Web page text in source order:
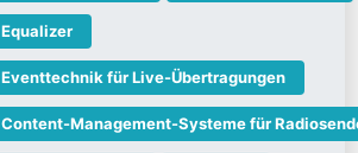
Equalizer
Eventtechnik für Live-Übertragungen
Content-Management-Systeme für